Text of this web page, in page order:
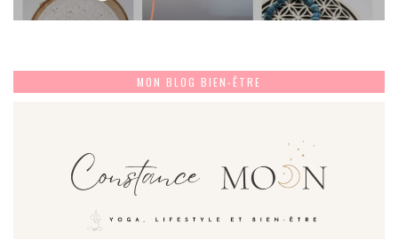
MON BLOG BIEN-ÊTRE